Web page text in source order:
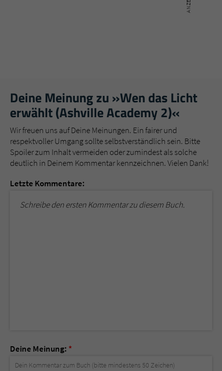
Deine Meinung zu »Wen das Licht
erwählt (Ashville Academy 2)«
Wir freuen uns auf Deine Meinungen. Ein fairer und
respektvoller Umgang sollte selbstverständlich sein. Bitte
Spoiler zum Inhalt vermeiden oder zumindest als solche
deutlich in Deinem Kommentar kennzeichnen. Vielen Dank!
Letzte Kommentare:
Schreibe den ersten Kommentar zu diesem Buch.
Deine Meinung: *